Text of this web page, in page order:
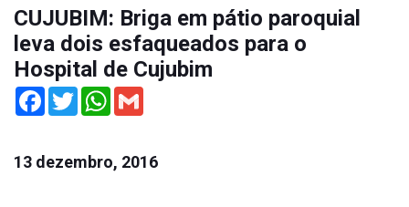
CUJUBIM: Briga em pátio paroquial
leva dois esfaqueados para o
Hospital de Cujubim
Facebook
TwitterWhatsApp
13 dezembro, 2016